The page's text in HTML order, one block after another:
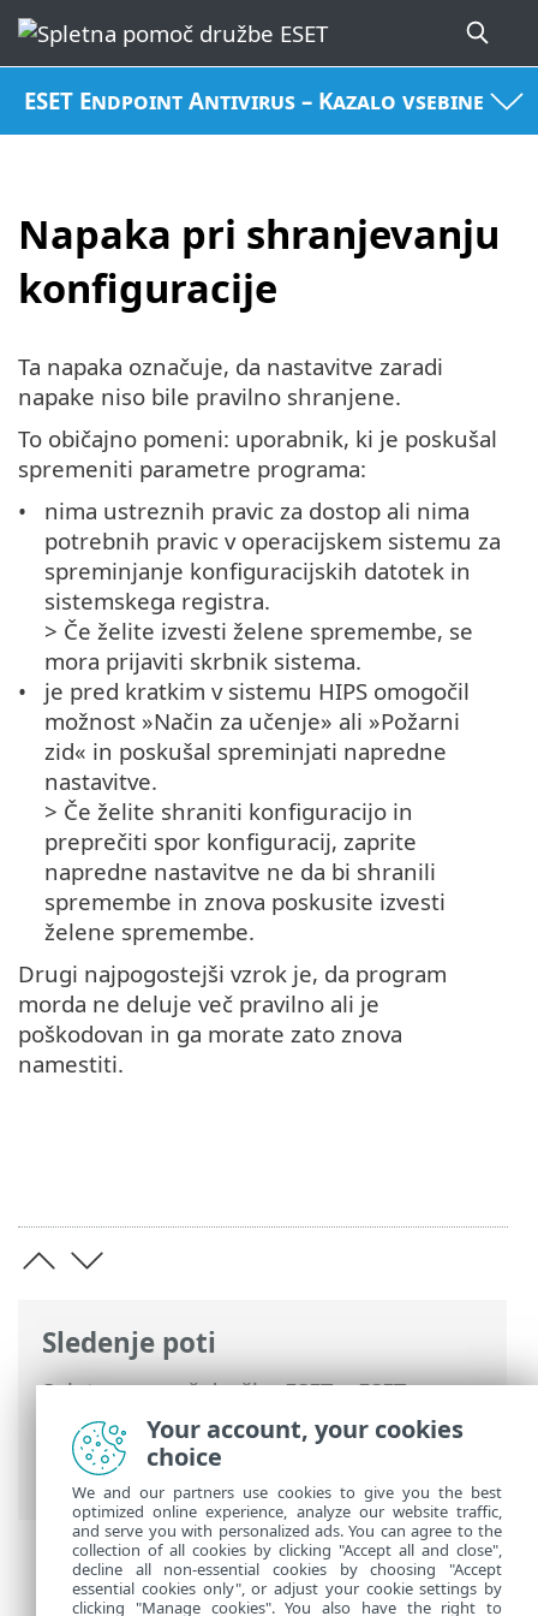
ESET Endpoint Antivirus – Kazalo vsebine
Napaka pri shranjevanju
konfiguracije
Sledenje poti
Spletna pomoč družbe ESET>ESET
Endpoint Antivirus>Napredne nastavitve
> Ponastavitev naprednih nastavitev >
Napaka pri shranjevanju konfiguracije
Ta napaka označuje, da nastavitve zaradi
napake niso bile pravilno shranjene.
To običajno pomeni: uporabnik, ki je poskušal
spremeniti parametre programa:
nima ustreznih pravic za dostop ali nima
potrebnih pravic v operacijskem sistemu za
spreminjanje konfiguracijskih datotek in
sistemskega registra.
> Če želite izvesti želene spremembe, se
mora prijaviti skrbnik sistema.
je pred kratkim v sistemu HIPS omogočil
možnost »Način za učenje» ali »Požarni
zid« in poskušal spreminjati napredne
nastavitve.
> Če želite shraniti konfiguracijo in
preprečiti spor konfiguracij, zaprite
napredne nastavitve ne da bi shranili
spremembe in znova poskusite izvesti
želene spremembe.
Drugi najpogostejši vzrok je, da program
morda ne deluje več pravilno ali je
poškodovan in ga morate zato znova
namestiti.
Your account, your cookies
choice
We and our partners use cookies to give you the best
optimized online experience, analyze our website traffic,
and serve you with personalized ads. You can agree to the
collection of all cookies by clicking "Accept all and close",
decline all non-essential cookies by choosing "Accept
essential cookies only", or adjust your cookie settings by
clicking "Manage cookies". You also have the right to